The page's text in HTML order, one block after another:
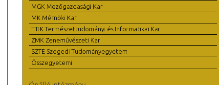
MGK Mezőgazdasági Kar
MK Mérnöki Kar
TTIK Természettudományi és Informatikai Kar
ZMK Zeneművészeti Kar
SZTE Szegedi Tudományegyetem
Összegyetemi